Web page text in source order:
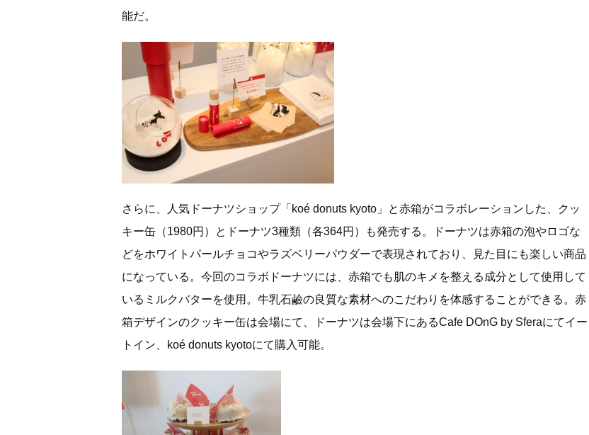
能だ。
さらに、人気ドーナツショップ「koé donuts kyoto」と赤箱がコラボレーションした、クッ
キー缶（1980円）とドーナツ3種類（各364円）も発売する。ドーナツは赤箱の泡やロゴな
どをホワイトパールチョコやラズベリーパウダーで表現されており、見た目にも楽しい商品
になっている。今回のコラボドーナツには、赤箱でも肌のキメを整える成分として使用して
いるミルクバターを使用。牛乳石鹼の良質な素材へのこだわりを体感することができる。赤
箱デザインのクッキー缶は会場にて、ドーナツは会場下にあるCafe DOnG by Sferaにてイー
トイン、koé donuts kyotoにて購入可能。